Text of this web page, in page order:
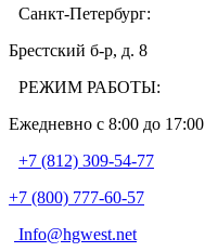
Санкт-Петербург:
Брестский б-р, д. 8
РЕЖИМ РАБОТЫ:
Ежедневно c 8:00 до 17:00
+7 (812) 309-54-77
+7 (800) 777-60-57
Info@hgwest.net